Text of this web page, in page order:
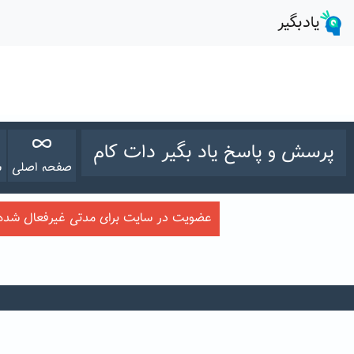
پرسش و پاسخ یاد بگیر دات کام
صفحه اصلی
عضویت در سایت برای مدتی غیرفعال شده